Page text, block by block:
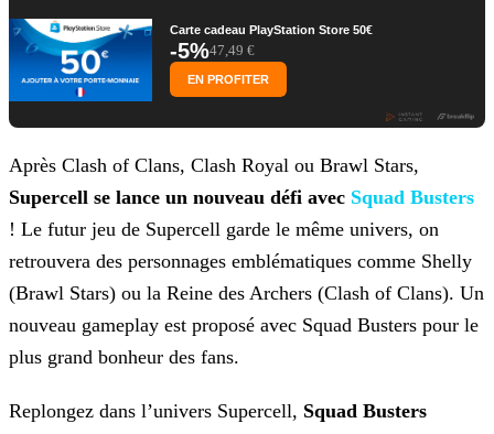
Carte cadeau PlayStation Store 50€
-5%47,49 €
EN PROFITER
Après Clash of Clans, Clash Royal ou Brawl Stars,
Supercell se lance un nouveau défi avec Squad Busters
! Le futur jeu de Supercell garde le même univers, on
retrouvera des personnages emblématiques comme Shelly
(Brawl Stars) ou la Reine des Archers (Clash of Clans). Un
nouveau gameplay est proposé avec Squad Busters pour le
plus grand bonheur des fans.
Replongez dans l’univers Supercell, Squad Busters